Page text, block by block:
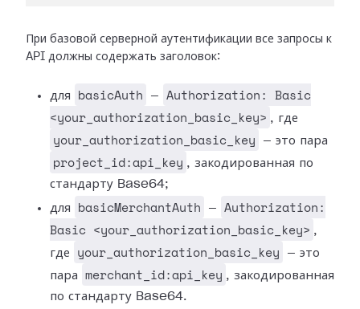
При базовой серверной аутентификации все запросы к
API должны содержать заголовок:
для basicAuth —
Authorization: Basic
<your_authorization_basic_key> , где
your_authorization_basic_key — это пара
project_id:api_key , закодированная по
стандарту Base64;
для
basicMerchantAuth —
Authorization:
Basic <your_authorization_basic_key> ,
где
your_authorization_basic_key
— это
пара
merchant_id:api_key , закодированная
по стандарту Base64.